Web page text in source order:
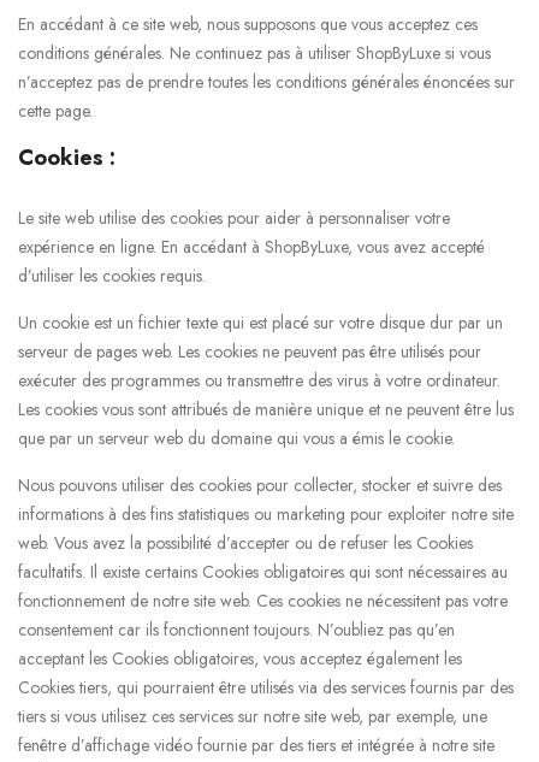
En accédant à ce site web, nous supposons que vous acceptez ces
conditions générales. Ne continuez pas à utiliser ShopByLuxe si vous
n’acceptez pas de prendre toutes les conditions générales énoncées sur
cette page.
Cookies :
Le site web utilise des cookies pour aider à personnaliser votre
expérience en ligne. En accédant à ShopByLuxe, vous avez accepté
d’utiliser les cookies requis.
Un cookie est un fichier texte qui est placé sur votre disque dur par un
serveur de pages web. Les cookies ne peuvent pas être utilisés pour
exécuter des programmes ou transmettre des virus à votre ordinateur.
Les cookies vous sont attribués de manière unique et ne peuvent être lus
que par un serveur web du domaine qui vous a émis le cookie.
Nous pouvons utiliser des cookies pour collecter, stocker et suivre des
informations à des fins statistiques ou marketing pour exploiter notre site
web. Vous avez la possibilité d’accepter ou de refuser les Cookies
facultatifs. Il existe certains Cookies obligatoires qui sont nécessaires au
fonctionnement de notre site web. Ces cookies ne nécessitent pas votre
consentement car ils fonctionnent toujours. N’oubliez pas qu’en
acceptant les Cookies obligatoires, vous acceptez également les
Cookies tiers, qui pourraient être utilisés via des services fournis par des
tiers si vous utilisez ces services sur notre site web, par exemple, une
fenêtre d’affichage vidéo fournie par des tiers et intégrée à notre site